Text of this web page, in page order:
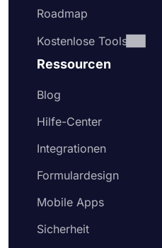
Roadmap
Kostenlose Tools
Ressourcen
Blog
Hilfe-Center
Integrationen
Formulardesign
Mobile Apps
Sicherheit